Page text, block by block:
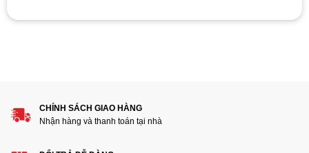
Hãy là người đánh giá đầu tiên cho sản phẩm “Dây nguồn
CHÍNH SÁCH GIAO HÀNG
Nhận hàng và thanh toán tại nhà